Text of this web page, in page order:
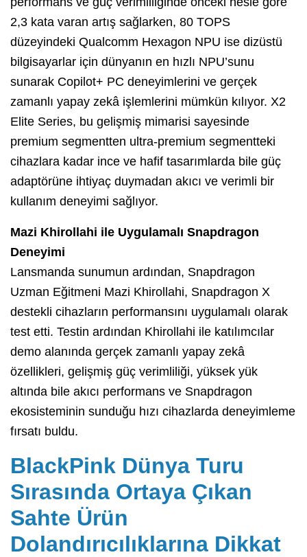
2,3 kata varan artış sağlarken, 80 TOPS
düzeyindeki Qualcomm Hexagon NPU ise dizüstü
bilgisayarlar için dünyanın en hızlı NPU’sunu
sunarak Copilot+ PC deneyimlerini ve gerçek
zamanlı yapay zekâ işlemlerini mümkün kılıyor. X2
Elite Series, bu gelişmiş mimarisi sayesinde
premium segmentten ultra-premium segmentteki
cihazlara kadar ince ve hafif tasarımlarda bile güç
adaptörüne ihtiyaç duymadan akıcı ve verimli bir
kullanım deneyimi sağlıyor.
Mazi Khirollahi ile Uygulamalı Snapdragon
Deneyimi
Lansmanda sunumun ardından, Snapdragon
Uzman Eğitmeni Mazi Khirollahi, Snapdragon X
destekli cihazların performansını uygulamalı olarak
test etti. Testin ardından Khirollahi ile katılımcılar
demo alanında gerçek zamanlı yapay zekâ
özellikleri, gelişmiş güç verimliliği, yüksek yük
altında bile akıcı performans ve Snapdragon
ekosisteminin sunduğu hızı cihazlarda deneyimleme
fırsatı buldu.
BlackPink Dünya Turu
Sırasında Ortaya Çıkan
Sahte Ürün
Dolandırıcılıklarına Dikkat